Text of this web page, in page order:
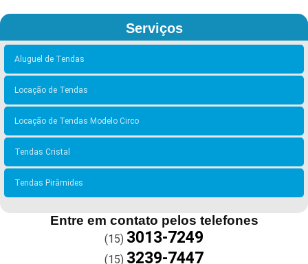
Serviços
Aluguel de Tendas
Locação de Tendas
Locação de Tendas Modelo Circo
Tendas Cristal
Tendas Pirâmides
Entre em contato pelos telefones
(15) 3013-7249
(15) 3239-7447